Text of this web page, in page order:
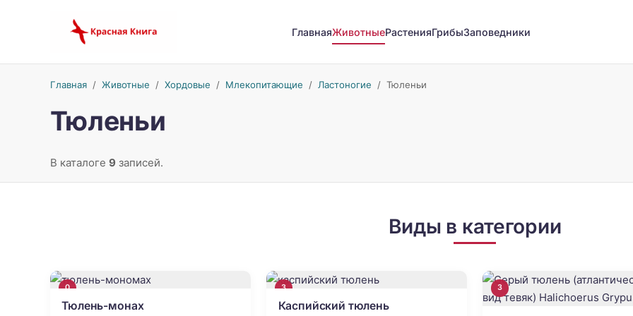
ГлавнаяЖивотныеРастенияГрибыЗаповедники
Главная/ Животные / Хордовые / Млекопитающие / Ластоногие / Тюленьи
Тюленьи
В каталоге 9 записей.
Виды в категории
0
Тюлень-монах
3
Каспийский тюлень
3